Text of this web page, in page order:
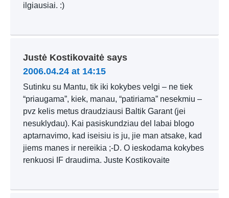
ilgiausiai. :)
Justė Kostikovaitė says
2006.04.24 at 14:15
Sutinku su Mantu, tik iki kokybes velgi – ne tiek
“priaugama”, kiek, manau, “patiriama” nesekmiu –
pvz kelis metus draudziausi Baltik Garant (jei
nesuklydau). Kai pasiskundziau del labai blogo
aptarnavimo, kad iseisiu is ju, jie man atsake, kad
jiems manes ir nereikia ;-D. O ieskodama kokybes
renkuosi IF draudima. Juste Kostikovaite